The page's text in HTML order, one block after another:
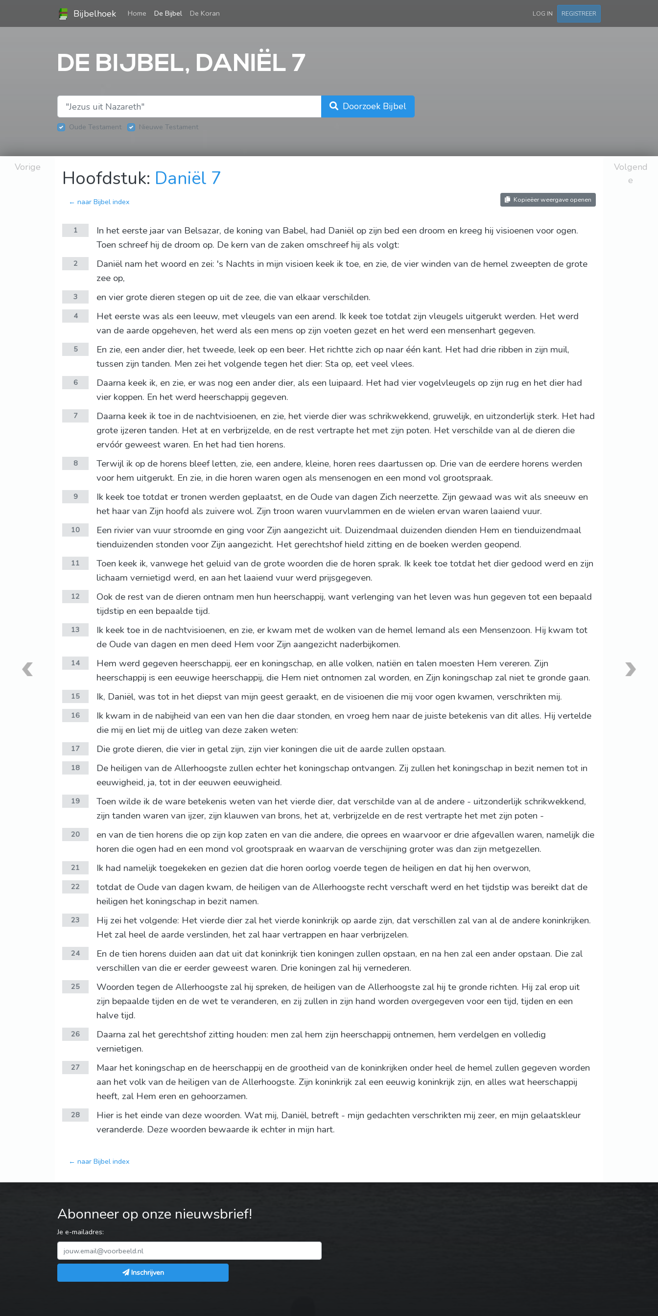
Bijbelhoek Home (current)
De Bijbel De Koran LOG IN REGISTREER
DE BIJBEL, DANIËL 7
Doorzoek Bijbel
Oude Testament Nieuwe Testament
Vorige Hoofdstuk: Daniël 7
← naar Bijbel index Kopieëer weergave openen
1
In het eerste jaar van Belsazar, de koning van Babel, had Daniël op zijn bed een droom en kreeg hij visioenen voor ogen.
Toen schreef hij de droom op. De kern van de zaken omschreef hij als volgt:
2
Daniël nam het woord en zei: 's Nachts in mijn visioen keek ik toe, en zie, de vier winden van de hemel zweepten de grote
zee op,
3 en vier grote dieren stegen op uit de zee, die van elkaar verschilden.
4
Het eerste was als een leeuw, met vleugels van een arend. Ik keek toe totdat zijn vleugels uitgerukt werden. Het werd
van de aarde opgeheven, het werd als een mens op zijn voeten gezet en het werd een mensenhart gegeven.
5
En zie, een ander dier, het tweede, leek op een beer. Het richtte zich op naar één kant. Het had drie ribben in zijn muil,
tussen zijn tanden. Men zei het volgende tegen het dier: Sta op, eet veel vlees.
6
Daarna keek ik, en zie, er was nog een ander dier, als een luipaard. Het had vier vogelvleugels op zijn rug en het dier had
vier koppen. En het werd heerschappij gegeven.
7
Daarna keek ik toe in de nachtvisioenen, en zie, het vierde dier was schrikwekkend, gruwelijk, en uitzonderlijk sterk. Het had
grote ijzeren tanden. Het at en verbrijzelde, en de rest vertrapte het met zijn poten. Het verschilde van al de dieren die
ervóór geweest waren. En het had tien horens.
8
Terwijl ik op de horens bleef letten, zie, een andere, kleine, horen rees daartussen op. Drie van de eerdere horens werden
voor hem uitgerukt. En zie, in die horen waren ogen als mensenogen en een mond vol grootspraak.
9
Ik keek toe totdat er tronen werden geplaatst, en de Oude van dagen Zich neerzette. Zijn gewaad was wit als sneeuw en
het haar van Zijn hoofd als zuivere wol. Zijn troon waren vuurvlammen en de wielen ervan waren laaiend vuur.
10
Een rivier van vuur stroomde en ging voor Zijn aangezicht uit. Duizendmaal duizenden dienden Hem en tienduizendmaal
tienduizenden stonden voor Zijn aangezicht. Het gerechtshof hield zitting en de boeken werden geopend.
11
Toen keek ik, vanwege het geluid van de grote woorden die de horen sprak. Ik keek toe totdat het dier gedood werd en zijn
lichaam vernietigd werd, en aan het laaiend vuur werd prijsgegeven.
12
Ook de rest van de dieren ontnam men hun heerschappij, want verlenging van het leven was hun gegeven tot een bepaald
tijdstip en een bepaalde tijd.
13
Ik keek toe in de nachtvisioenen, en zie, er kwam met de wolken van de hemel Iemand als een Mensenzoon. Hij kwam tot
de Oude van dagen en men deed Hem voor Zijn aangezicht naderbijkomen.
14
Hem werd gegeven heerschappij, eer en koningschap, en alle volken, natiën en talen moesten Hem vereren. Zijn
heerschappij is een eeuwige heerschappij, die Hem niet ontnomen zal worden, en Zijn koningschap zal niet te gronde gaan.
15 Ik, Daniël, was tot in het diepst van mijn geest geraakt, en de visioenen die mij voor ogen kwamen, verschrikten mij.
16
Ik kwam in de nabijheid van een van hen die daar stonden, en vroeg hem naar de juiste betekenis van dit alles. Hij vertelde
die mij en liet mij de uitleg van deze zaken weten:
17 Die grote dieren, die vier in getal zijn, zijn vier koningen die uit de aarde zullen opstaan.
18
De heiligen van de Allerhoogste zullen echter het koningschap ontvangen. Zij zullen het koningschap in bezit nemen tot in
eeuwigheid, ja, tot in der eeuwen eeuwigheid.
19
Toen wilde ik de ware betekenis weten van het vierde dier, dat verschilde van al de andere - uitzonderlijk schrikwekkend,
zijn tanden waren van ijzer, zijn klauwen van brons, het at, verbrijzelde en de rest vertrapte het met zijn poten -
20
en van de tien horens die op zijn kop zaten en van die andere, die oprees en waarvoor er drie afgevallen waren, namelijk die
horen die ogen had en een mond vol grootspraak en waarvan de verschijning groter was dan zijn metgezellen.
21 Ik had namelijk toegekeken en gezien dat die horen oorlog voerde tegen de heiligen en dat hij hen overwon,
22
totdat de Oude van dagen kwam, de heiligen van de Allerhoogste recht verschaft werd en het tijdstip was bereikt dat de
heiligen het koningschap in bezit namen.
23
Hij zei het volgende: Het vierde dier zal het vierde koninkrijk op aarde zijn, dat verschillen zal van al de andere koninkrijken.
Het zal heel de aarde verslinden, het zal haar vertrappen en haar verbrijzelen.
24
En de tien horens duiden aan dat uit dat koninkrijk tien koningen zullen opstaan, en na hen zal een ander opstaan. Die zal
verschillen van die er eerder geweest waren. Drie koningen zal hij vernederen.
25
Woorden tegen de Allerhoogste zal hij spreken, de heiligen van de Allerhoogste zal hij te gronde richten. Hij zal erop uit
zijn bepaalde tijden en de wet te veranderen, en zij zullen in zijn hand worden overgegeven voor een tijd, tijden en een
halve tijd.
26
Daarna zal het gerechtshof zitting houden: men zal hem zijn heerschappij ontnemen, hem verdelgen en volledig
vernietigen.
27
Maar het koningschap en de heerschappij en de grootheid van de koninkrijken onder heel de hemel zullen gegeven worden
aan het volk van de heiligen van de Allerhoogste. Zijn koninkrijk zal een eeuwig koninkrijk zijn, en alles wat heerschappij
heeft, zal Hem eren en gehoorzamen.
28
Hier is het einde van deze woorden. Wat mij, Daniël, betreft - mijn gedachten verschrikten mij zeer, en mijn gelaatskleur
veranderde. Deze woorden bewaarde ik echter in mijn hart.
← naar Bijbel index
Volgend
e
Abonneer op onze nieuwsbrief!
Je e-mailadres:
Inschrijven